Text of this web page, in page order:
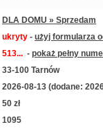
DLA DOMU » Sprzedam
ukryty - użyj formularza
513... - pokaż pełny
33-100 Tarnów
2026-08-13 (dodane:
50 zł
1095